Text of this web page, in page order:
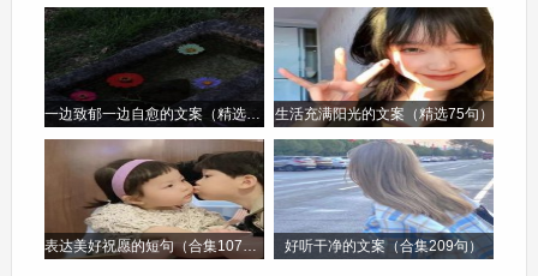
一天天长大，感觉特别有趣。
我的植物朋友作文三年级300字第3篇
我的植物朋友作文三年级300字
我有一位植物朋友，它就是向日葵。向日葵的茎又
高又直，像一位挺拔的士兵。它的叶子很大，像一
把把绿色的扇子，随风轻轻摆动。
一边致郁一边自愈的文案（精选96句） 生活充满阳光的文案（精选75句）
表达美好祝愿的短句（合集107句） 好听干净的文案（合集209句）